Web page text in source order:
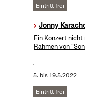
Eintritt frei
Jonny
Ein Konzert
Rahmen von
5. bis19.5.2022
Eintritt frei